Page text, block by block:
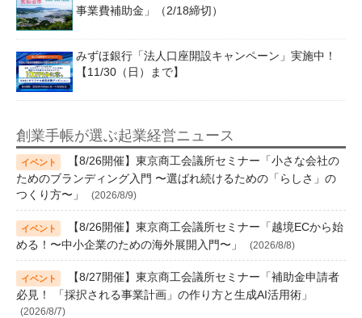
事業費補助金」（2/18締切）
みずほ銀行「法人口座開設キャンペーン」実施中！
【11/30（日）まで】
創業手帳が選ぶ起業経営ニュース
【8/26開催】東京商工会議所セミナー「小さな会社の
ためのブランディング入門 〜選ばれ続けるための「らしさ」の
つくり方〜」
(2026/8/9)
【8/26開催】東京商工会議所セミナー「越境ECから始
める！〜中小企業のための海外展開入門〜」
(2026/8/8)
【8/27開催】東京商工会議所セミナー「補助金申請者
必見！ 「採択される事業計画」の作り方と生成AI活用術」
(2026/8/7)